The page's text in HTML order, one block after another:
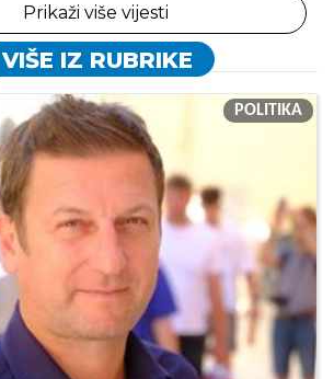
Prikaži više vijesti
VIŠE IZ RUBRIKE
POLITIKA